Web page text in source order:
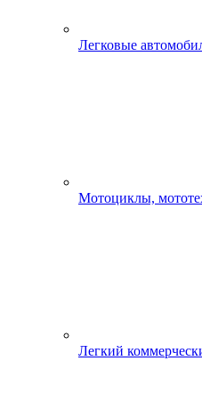
Легковые
Мотоциклы,
Легкий